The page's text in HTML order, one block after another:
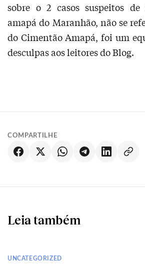
sobre o 2 casos suspeitos de
amapá do Maranhão, não se
do Cimentão Amapá, foi um
desculpas aos leitores do Blog.
COMPARTILHE
Leia também
UNCATEGORIZED